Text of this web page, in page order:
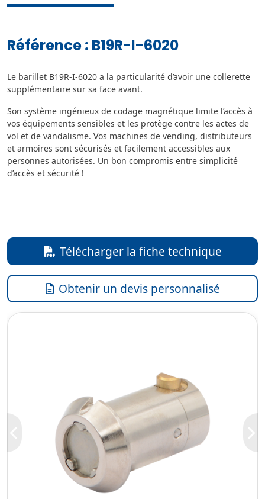
Référence : B19R-I-6020
Le barillet B19R-I-6020 a la particularité d’avoir une collerette
supplémentaire sur sa face avant.
Son système ingénieux de codage magnétique limite l’accès à
vos équipements sensibles et les protège contre les actes de
vol et de vandalisme. Vos machines de vending, distributeurs
et armoires sont sécurisés et facilement accessibles aux
personnes autorisées. Un bon compromis entre simplicité
d’accès et sécurité !
Télécharger la fiche technique
Obtenir un devis personnalisé